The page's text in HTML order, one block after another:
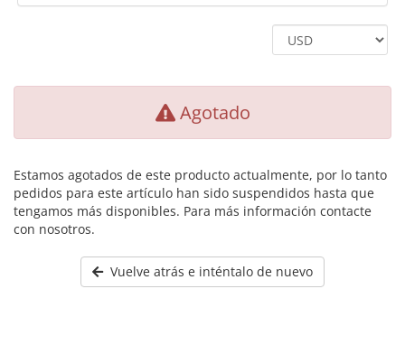
Agotado
Estamos agotados de este producto actualmente, por lo tanto
pedidos para este artículo han sido suspendidos hasta que
tengamos más disponibles. Para más información contacte
con nosotros.
Vuelve atrás e inténtalo de nuevo